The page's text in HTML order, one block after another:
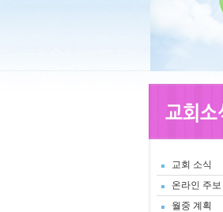
교회 소식
온라인 주보
월중 계획